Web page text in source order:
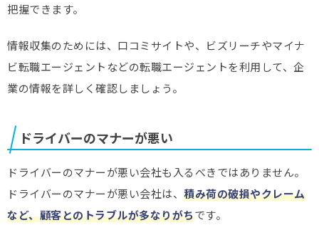
把握できます。
情報収集のためには、口コミサイトや、ビズリーチやマイナ
ビ転職エージェントなどの転職エージェントを利用して、企
業の情報を詳しく確認しましょう。
ドライバーのマナーが悪い
ドライバーのマナーが悪い会社も入るべきではありません。
ドライバーのマナーが悪い会社は、 積み荷の破損やクレーム
など、顧客とのトラブルが多なりがちです。